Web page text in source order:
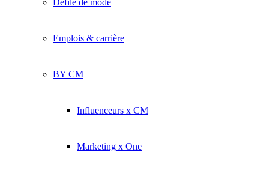
Emplois & carrière
BY CM
Influenceurs x CM
Marketing x One